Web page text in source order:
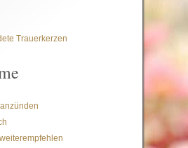
Trauerkerzen